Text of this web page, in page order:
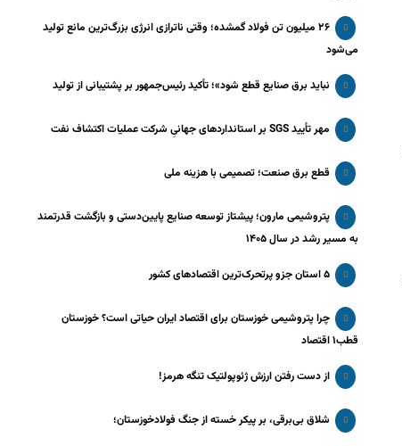
۲۶ میلیون تن فولاد گمشده؛ وقتی ناترازی انرژی بزرگ‌ترین مانع تولید
می‌شود
نباید برق صنایع قطع شود»؛ تأکید رئیس‌جمهور بر پشتیبانی از تولید
مهر تأیید SGS بر استانداردهای جهانیِ شرکت عملیات اکتشاف نفت
قطع برق صنعت؛ تصمیمی با هزینه ملی
پتروشیمی مارون؛ پیشتاز توسعه صنایع پایین‌دستی و بازگشت قدرتمند
به مسیر رشد در سال ۱۴۰۵
۵ استان جزو پرتحرک‌ترین اقتصاد‌های کشور
چرا پتروشیمی خوزستان برای اقتصاد ایران حیاتی است؟ خوزستان
قطب۱ اقتصاد
از دست رفتن ارزش ژئوپولتیک تنگه هرمز!
شلاق‌ بی‌برقی، بر پیکر خسته‌ از جنگ فولادخوزستان؛